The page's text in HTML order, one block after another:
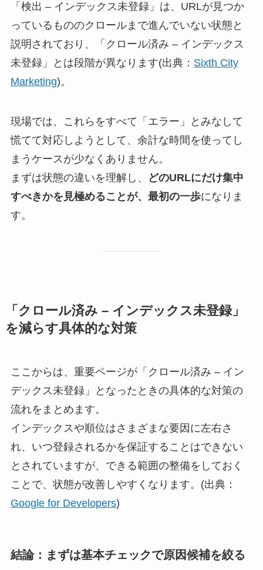
「検出 – インデックス未登録」は、URLが見つか
っているもののクロールまで進んでいない状態と
説明されており、「クロール済み – インデックス
未登録」とは段階が異なります(出典： Sixth City
Marketing)。
現場では、これらをすべて「エラー」とみなして
慌てて対応しようとして、余計な時間を使ってし
まうケースが少なくありません。
まずは状態の違いを理解し、
どのURLにだけ集中
すべきかを見極めることが、最初の一歩になりま
す。
「クロール済み – インデックス未登録」
を減らす具体的な対策
ここからは、重要ページが「クロール済み – イン
デックス未登録」となったときの具体的な対策の
流れをまとめます。
インデックスや順位はさまざまな要因に左右さ
れ、いつ登録されるかを保証することはできない
とされていますが、できる範囲の整備をしておく
ことで、状態が改善しやすくなります。(出典：
Google for Developers)
結論：まずは基本チェックで原因候補を絞る